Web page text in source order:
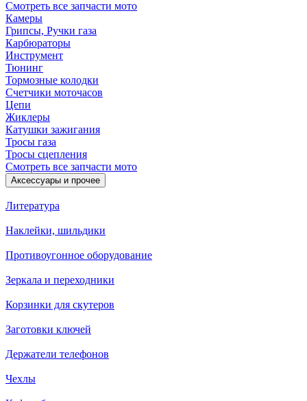
Смотреть все запчасти мото
Камеры
Грипсы, Ручки газа
Карбюраторы
Инструмент
Тюнинг
Тормозные колодки
Счетчики моточасов
Цепи
Жиклеры
Катушки зажигания
Тросы газа
Тросы сцепления
Смотреть все запчасти мото
Аксессуары и прочее
Литература
Наклейки, шильдики
Противоугонное оборудование
Зеркала и переходники
Корзинки для скутеров
Заготовки ключей
Держатели телефонов
Чехлы